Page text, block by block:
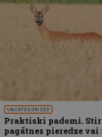
UNCATEGORIZED
Praktiski padomi.
pagātnes pieredze